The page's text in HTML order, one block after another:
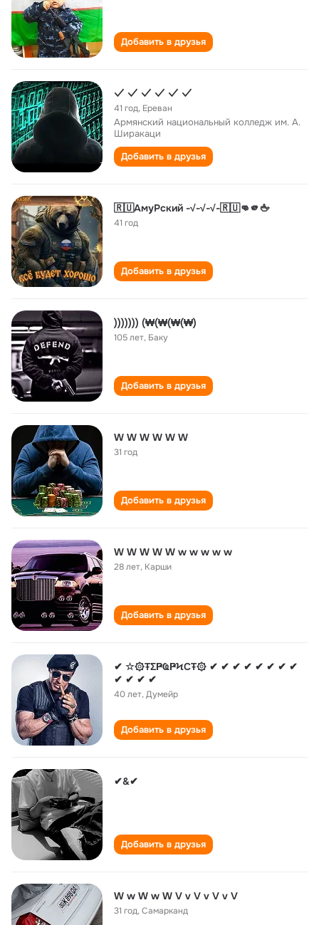
Добавить в друзья
✓ ✓ ✓ ✓ ✓ ✓
41 год, Ереван
Армянский национальный колледж им. А.
Ширакаци
Добавить в друзья
🇷🇺АмуРский -√-√-√-🇷🇺👊🫵🖕
41 год
Добавить в друзья
))))))) (₩(₩(₩(₩)
105 лет, Баку
Добавить в друзья
W W W W W W
31 год
Добавить в друзья
W W W W W w w w w w
28 лет, Карши
Добавить в друзья
✔ ☆۞ŦΣҎҨҎϞCŦ۞ ✔ ✔ ✔ ✔ ✔ ✔ ✔ ✔
✔ ✔ ✔ ✔
40 лет,Думейр
Добавить в друзья
✔&✔
Добавить в друзья
W w W w W V v V v V v V
31 год,Самарканд